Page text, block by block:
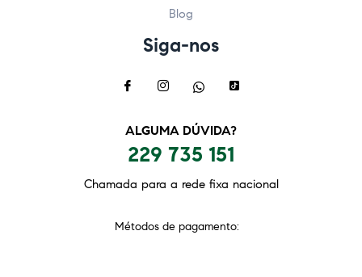
Blog
Siga-nos
ALGUMA DÚVIDA?
229 735 151
Chamada para a rede fixa nacional
Métodos de pagamento: